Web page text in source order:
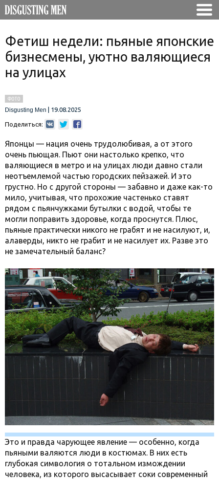
Фетиш недели: пьяные японские
бизнесмены, уютно валяющиеся
на улицах
ФОТО
Disgusting Men
19.08.2025
Поделиться:
Японцы — нация очень трудолюбивая, а от этого
очень пьющая. Пьют они настолько крепко, что
валяющиеся в метро и на улицах люди давно стали
неотъемлемой частью городских пейзажей. И это
грустно. Но с другой стороны — забавно и даже как-то
мило, учитывая, что прохожие частенько ставят
рядом с пьянчужками бутылки с водой, чтобы те
могли поправить здоровье, когда проснутся. Плюс,
пьяные практически никого не грабят и не насилуют, и,
алаверды, никто не грабит и не насилует их. Разве это
не замечательный баланс?
Это и правда чарующее явление — особенно, когда
пьяными валяются люди в костюмах. В них есть
глубокая симвология о тотальном измождении
человека, из которого высасывает соки современный